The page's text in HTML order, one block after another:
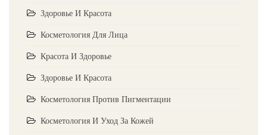
Здоровье И Красота
Косметология Для Лица
Красота И Здоровье
Здоровье И Красота
Косметология Против Пигментации
Косметология И Уход За Кожей